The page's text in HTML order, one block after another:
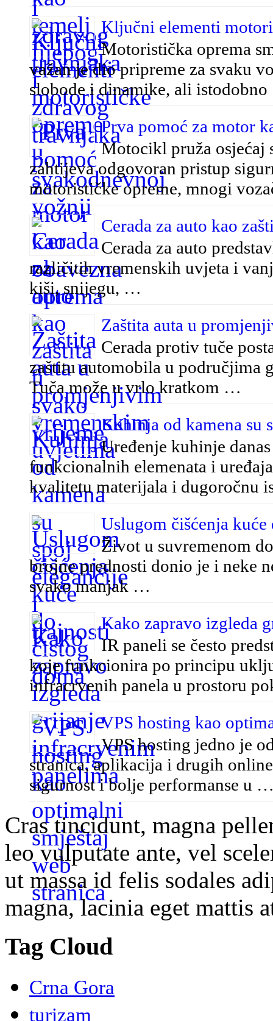
Ključni elementi
Motoristička oprema
važan je dio pripreme za svaku
slobode i dinamike, ali
Prva pomoć za motor
Motocikl pruža osjećaj
zahtijeva odgovoran pristup
motorističke opreme, mnogi
Cerada za auto kao
Cerada za auto
različitih vremenskih uvjeta i
kiši, snijegu, …
Zaštita auta u
Cerada protiv tuče
zaštitu automobila u područjima
Tuča može u vrlo kratkom …
Kuhinja od kamena su
Uređenje kuhinje
funkcionalnih elemenata i
kvalitetu materijala i dugoročnu
Uslugom čišćenja kuće
Život u suvremenom
brojne prednosti donio je i neke
svako manjak …
Kako zapravo izgleda
IR paneli se često
koje funkcionira po principu
infracrvenih panela u prostoru
VPS hosting kao
VPS hosting jedno je
stranica, aplikacija i drugih
sigurnost i bolje performanse u
Cras tincidunt, magna
leo vulputate ante, vel
ut massa id felis sodales
magna, lacinia eget mattis
Tag Cloud
Crna Gora
turizam